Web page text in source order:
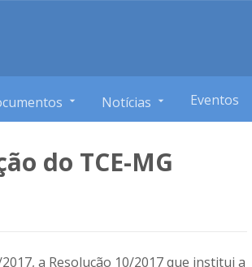
Notícias Eventos
do TCE-MG
a Resolução 10/2017 que institui a